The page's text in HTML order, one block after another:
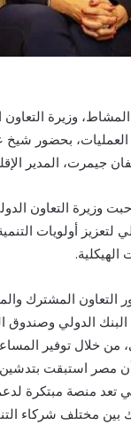
المشاط، وزيرة
بحضور شيخ
جيمرت، المدير
وزيرة التعاون
لتعزيز أولويات
الهيكلية.
التعاون المشترك
الدولي وصندوق
خلال توفير
أن مصر استبقت
تعد منصة مبتكرة
بين مختلف شركاء